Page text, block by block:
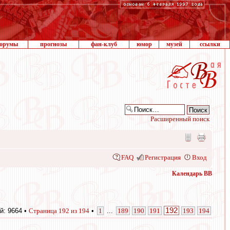
прогнозы фан-клуб юмор музей ссылки
Расширенный поиск
FAQ Регистрация Вход
Календарь ВВ
9664 • Страница 192 из 194 • 1 189 190 191 192 193 194